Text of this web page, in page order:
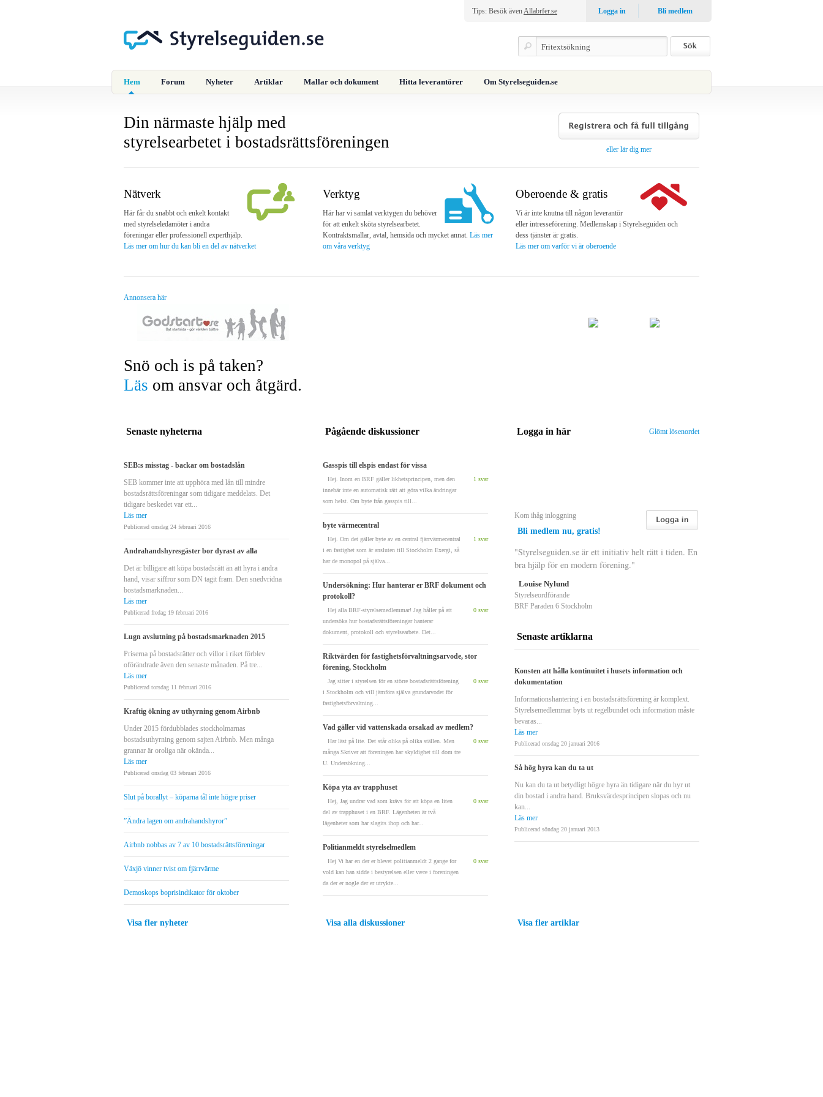
Tips: Besök ävenAllabrfer.se Bli medlem
Logga in
Hem Forum Nyheter Artiklar Mallar och dokument Hitta leverantörer Om Styrelseguiden.se
Din närmaste hjälp med
styrelsearbetet i bostadsrättsföreningen
eller lär dig mer
Nätverk
Här får du snabbt och enkelt kontakt
med styrelseledamöter i andra
föreningar eller professionell experthjälp.
Läs mer om hur du kan bli en del av nätverket
Verktyg
Här har vi samlat verktygen du behöver
för att enkelt sköta styrelsearbetet.
Kontraktsmallar, avtal, hemsida och mycket annat. Läs mer
om våra verktyg
Oberoende & gratis
Vi är inte knutna till någon leverantör
eller intresseförening. Medlemskap i Styrelseguiden och
dess tjänster är gratis.
Läs mer om varför vi är oberoende
Annonsera här
Snö och is på taken?
Läs om ansvar och åtgärd.
Senaste nyheterna
SEB:s misstag - backar om bostadslån
SEB kommer inte att upphöra med lån till mindre
bostadsrättsföreningar som tidigare meddelats. Det
tidigare beskedet var ett...
Läs mer
Publicerad onsdag 24 februari 2016
Andrahandshyresgäster bor dyrast av alla
Det är billigare att köpa bostadsrätt än att hyra i andra
hand, visar siffror som DN tagit fram. Den snedvridna
bostadsmarknaden...
Läs mer
Publicerad fredag 19 februari 2016
Lugn avslutning på bostadsmarknaden 2015
Priserna på bostadsrätter och villor i riket förblev
oförändrade även den senaste månaden. På tre...
Läs mer
Publicerad torsdag 11 februari 2016
Kraftig ökning av uthyrning genom Airbnb
Under 2015 fördubblades stockholmarnas
bostadsuthyrning genom sajten Airbnb. Men många
grannar är oroliga när okända...
Läs mer
Publicerad onsdag 03 februari 2016
Slut på borallyt – köparna tål inte högre priser
”Ändra lagen om andrahandshyror”
Airbnb nobbas av 7 av 10 bostadsrättsföreningar
Växjö vinner tvist om fjärrvärme
Demoskops boprisindikator för oktober
Pågående diskussioner
Gasspis till elspis endast för vissa
Hej. Inom en BRF gäller likhetsprincipen, men den
innebär inte en automatisk rätt att göra vilka ändringar
som helst. Om byte från gasspis till...
1 svar
byte värmecentral
Hej. Om det gäller byte av en central fjärrvärmecentral
i en fastighet som är ansluten till Stockholm Exergi, så
har de monopol på själva...
1 svar
Undersökning: Hur hanterar er BRF dokument och
protokoll?
Hej alla BRF-styrelsemedlemmar! Jag håller på att
undersöka hur bostadsrättsföreningar hanterar
dokument, protokoll och styrelsearbete. Det...
0 svar
Riktvärden för fastighetsförvaltningsarvode, stor
förening, Stockholm
Jag sitter i styrelsen för en större bostadsrättsförening
i Stockholm och vill jämföra själva grundarvodet för
fastighetsförvaltning...
0 svar
Vad gäller vid vattenskada orsakad av medlem?
Har läst på lite. Det står olika på olika ställen. Men
många Skriver att föreningen har skyldighet till dom tre
U. Undersökning...
0 svar
Köpa yta av trapphuset
Hej, Jag undrar vad som krävs för att köpa en liten
del av trapphuset i en BRF. Lägenheten är två
lägenheter som har slagits ihop och har...
0 svar
Politianmeldt styrelselmedlem
Hej Vi har en der er blevet politianmeldt 2 gange for
vold kan han sidde i bestyrelsen eller være i foreningen
da der er nogle der er utrykte...
0 svar
Logga in här Glömt lösenordet
Kom ihåg inloggning
Bli medlem nu, gratis!
"Styrelseguiden.se är ett initiativ helt rätt i tiden. En
bra hjälp för en modern förening."
Louise Nylund
Styrelseordförande
BRF Paraden 6 Stockholm
Senaste artiklarna
Konsten att hålla kontinuitet i husets information och
dokumentation
Informationshantering i en bostadsrättsförening är komplext.
Styrelsemedlemmar byts ut regelbundet och information måste
bevaras...
Läs mer
Publicerad onsdag 20 januari 2016
Så hög hyra kan du ta ut
Nu kan du ta ut betydligt högre hyra än tidigare när du hyr ut
din bostad i andra hand. Bruksvärdesprincipen slopas och nu
kan...
Läs mer
Publicerad söndag 20 januari 2013
Visa fler nyheter Visa alla diskussioner Visa fler artiklar